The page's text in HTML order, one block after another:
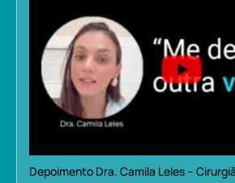
Depoimento Dra. Camila Leles –